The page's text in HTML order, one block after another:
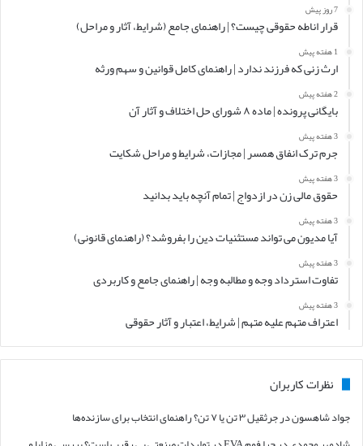
7 روز پیش
قرار اناطه حقوقی چیست؟ | راهنمای جامع (شرایط، آثار و مراحل)
1 هفته پیش
ارث زنی که فرزند ندارد | راهنمای کامل قوانین و سهم ورثه
2 هفته پیش
بایگانی پرونده | ماده ۸ شورای حل اختلاف و آثار آن
3 هفته پیش
جرم ترک انفاق همسر | مجازات، شرایط و مراحل شکایت
3 هفته پیش
حقوق مالی زن در ازدواج | تمام آنچه باید بدانید
3 هفته پیش
آیا مدیون می تواند مستثنیات دین را بفروشد؟ (راهنمای قانونی)
3 هفته پیش
تفاوت استرداد وجه و مطالبه وجه | راهنمای جامع و کاربردی
3 هفته پیش
اعتراف متهم علیه متهم | شرایط، اعتبار و آثار حقوقی
نظرات کاربران
جواد شاهسوندرجرثقیل ۳ تن یا ۷ تن؟ راهنمای انتخاب برای سازنده‌ها